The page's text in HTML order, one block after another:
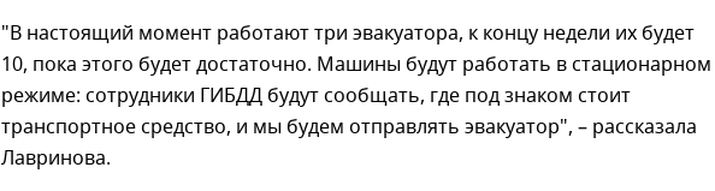
"В настоящий момент работают три эвакуатора, к концу недели их будет
10, пока этого будет достаточно. Машины будут работать в стационарном
режиме: сотрудники ГИБДД будут сообщать, где под знаком стоит
транспортное средство, и мы будем отправлять эвакуатор", – рассказала
Лавринова.